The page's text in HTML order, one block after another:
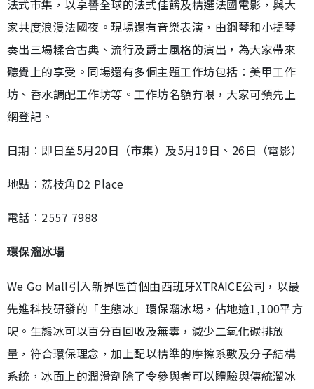
法式市集，以享譽全球的法式佳餚及精選法國電影，與大
家共度浪漫法國夜。現場還有音樂表演，由鋼琴和小提琴
奏出三場糅合古典、流行及爵士風格的演出，為大家帶來
聽覺上的享受。同場還有多個主題工作坊包括︰美甲工作
坊、香水調配工作坊等。工作坊名額有限，大家可預先上
網登記。
日期︰即日至5月20日（市集）及5月19日、26日（電影）
地點︰荔枝角D2 Place
電話︰2557 7988
環保溜冰場
We Go Mall引入新界區首個由西班牙XTRAICE公司，以最
先進科技研發的「生態冰」環保溜冰場，佔地逾1,100平方
呎。生態冰可以百分百回收及無毒，減少二氧化碳排放
量，符合環保理念，加上配以精準的摩擦系數及分子結構
系統，冰面上的潤滑劑除了令參與者可以體驗與傳統溜冰